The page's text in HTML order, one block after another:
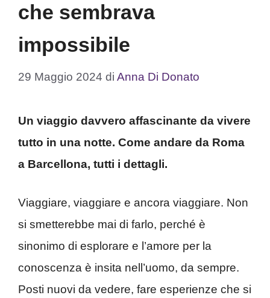
che sembrava
impossibile
29 Maggio 2024 di Anna Di Donato
Un viaggio davvero affascinante da vivere
tutto in una notte. Come andare da Roma
a Barcellona, tutti i dettagli.
Viaggiare, viaggiare e ancora viaggiare. Non
si smetterebbe mai di farlo, perché è
sinonimo di esplorare e l’amore per la
conoscenza è insita nell’uomo, da sempre.
Posti nuovi da vedere, fare esperienze che si